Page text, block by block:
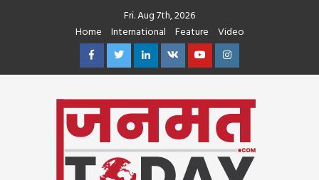
Fri. Aug 7th, 2026
Home
International Feature
Video
FacebookTwitterLinkedin
VK YoutubeInstagram